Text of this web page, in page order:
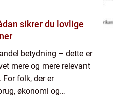
sikrer du lovlige
betydning – dette er
mere og mere relevant
folk, der er
økonomi og